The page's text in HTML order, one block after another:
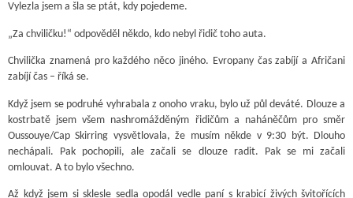
Vylezla jsem a šla se ptát, kdy pojedeme.
„Za chviličku!“ odpověděl někdo, kdo nebyl řidič toho auta.
Chvilička znamená pro každého něco jiného. Evropany čas zabíjí a Afričani
zabíjí čas – říká se.
Když jsem se podruhé vyhrabala z onoho vraku, bylo už půl deváté. Dlouze a
kostrbatě jsem všem nashromážděným řidičům a naháněčům pro směr
Oussouye/Cap Skirring vysvětlovala, že musím někde v 9:30 být. Dlouho
nechápali. Pak pochopili, ale začali se dlouze radit. Pak se mi začali
omlouvat. A to bylo všechno.
Až když jsem si sklesle sedla opodál vedle paní s krabicí živých švitořících